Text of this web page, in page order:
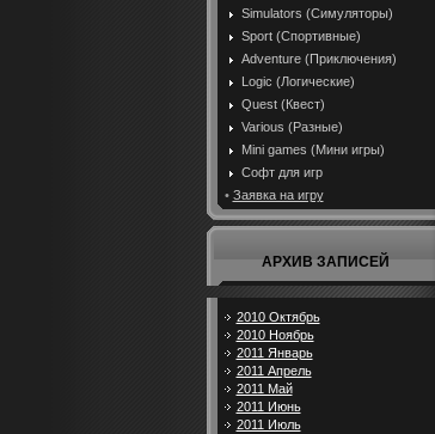
Simulators (Симуляторы)
Sport (Спортивные)
Adventure (Приключения)
Logic (Логические)
Quest (Квест)
Various (Разные)
Mini games (Мини игры)
Софт для игр
• Заявка на игру
АРХИВ ЗАПИСЕЙ
2010 Октябрь
2010 Ноябрь
2011 Январь
2011 Апрель
2011 Май
2011 Июнь
2011 Июль